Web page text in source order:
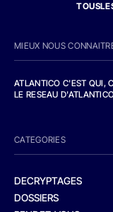
MIEUX NOUS
ATLANTICO C'EST QUI,
LE RESEAU
CATEGORIES
DECRYPTAGES
DOSSIERS